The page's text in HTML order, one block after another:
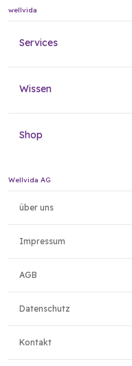
wellvida
Services
Wissen
Shop
Wellvida AG
über uns
Impressum
AGB
Datenschutz
Kontakt